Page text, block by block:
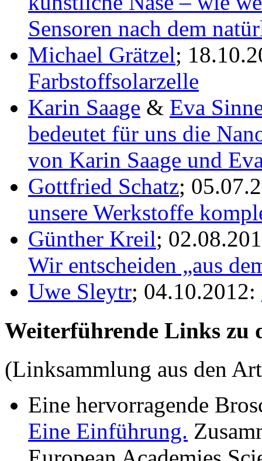
Sensoren nach dem
Michael Grätzel;
Farbstoffsolarzelle
Karin Saage & Eva
bedeutet für uns die
von Karin Saage und
Gottfried Schatz;
unsere Werkstoffe
Günther Kreil;
Wir entscheiden „aus
Uwe Sleytr; 04.10.2012:
Weiterführende Links zu
(Linksammlung aus den
Eine hervorragende
Eine Einführung.